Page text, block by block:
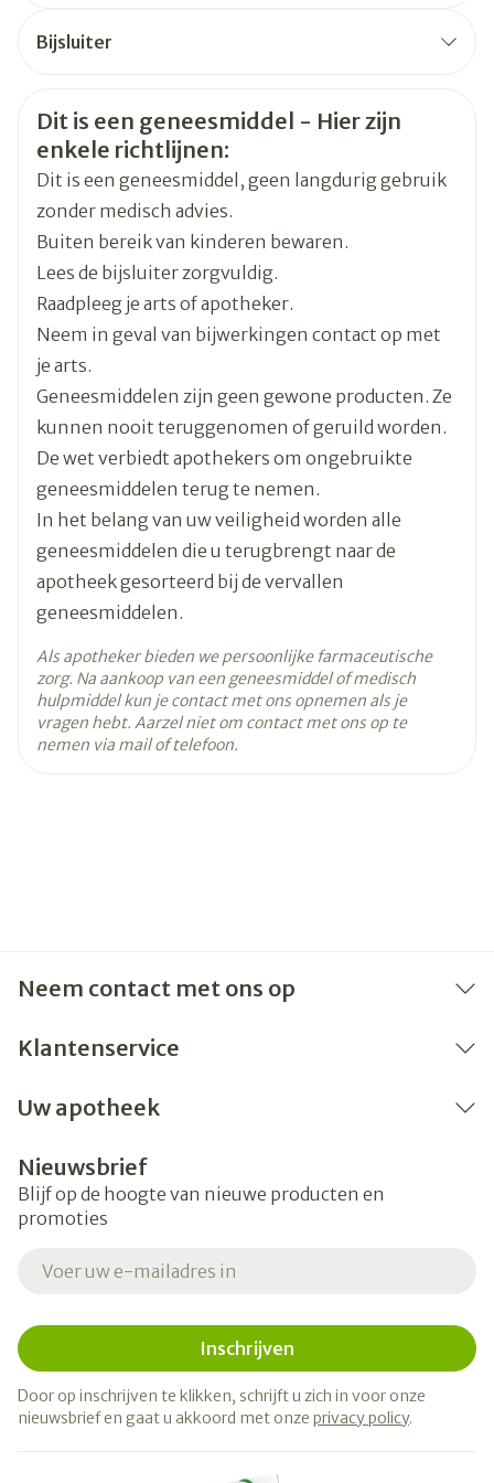
eerdere hartaanval (onderhoudstherapie).
stoornissen.
de preventie van migraine.
U lijdt aan een sinusknoopstoornis in het hart
U heeft een circulatoire collaps gehad,
voornamelijk door het falen van de hartwerking.
U lijdt aan ernstige circulatiestoornissen in de
armen en/of benen.
U lijdt aan een pathologisch lage bloeddruk, i.e.
wanneer de systolische waarde (de bovenste
bloeddrukwaarde) lager is dan 90 mmHg.
U lijdt aan een onbehandelde
hormoonproducerende tumor van de
bijnierschors
(feochromocytoom).
U heeft hoge zuurconcentraties in uw bloed
veroorzaakt door een metabolische disfunctie.
U lijdt aan een ernstige vorm van bronchiaal
astma of een chronische longziekte die de
bronchi
verstopt.
(geneesmiddelen gebruikt voor de behandeling
van
depressie, behalve MAO-B-remmers).
U gebruikt antiaritmica zoals disopyramide.
Eurogenerics (EG)
121 mm
Diepte 80 mm
Actieve
Ingrediënten
metoprolol succinaat
Behoud
Kamertemperatuur (15°C -
25°C)
Bijsluiter
Veiligheidsinformatie
Dit is een geneesmiddel - Hier zijn
enkele richtlijnen:
Dit is een geneesmiddel, geen langdurig gebruik
zonder medisch advies.
Buiten bereik van kinderen bewaren.
Lees de bijsluiter zorgvuldig.
Raadpleeg je arts of apotheker.
Neem in geval van bijwerkingen contact op met
je arts.
Geneesmiddelen zijn geen gewone producten. Ze
kunnen nooit teruggenomen of geruild worden.
De wet verbiedt apothekers om ongebruikte
geneesmiddelen terug te nemen.
In het belang van uw veiligheid worden alle
geneesmiddelen die u terugbrengt naar de
apotheek gesorteerd bij de vervallen
geneesmiddelen.
Als apotheker bieden we persoonlijke farmaceutische
zorg. Na aankoop van een geneesmiddel of medisch
hulpmiddel kun je contact met ons opnemen als je
vragen hebt. Aarzel niet om contact met ons op te
nemen via mail of telefoon.
Neem contact met ons op
Klantenservice
Uw apotheek
Nieuwsbrief
Blijf op de hoogte van nieuwe producten en
promoties
Inschrijven
Door op inschrijven te klikken, schrijft u zich in voor onze
nieuwsbrief en gaat u akkoord met onze privacy policy.